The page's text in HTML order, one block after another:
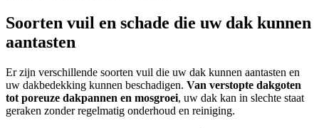
Soorten vuil en schade die uw dak kunnen
aantasten
Er zijn verschillende soorten vuil die uw dak kunnen aantasten en
uw dakbedekking kunnen beschadigen. Van verstopte dakgoten
tot poreuze dakpannen en mosgroei, uw dak kan in slechte staat
geraken zonder regelmatig onderhoud en reiniging.